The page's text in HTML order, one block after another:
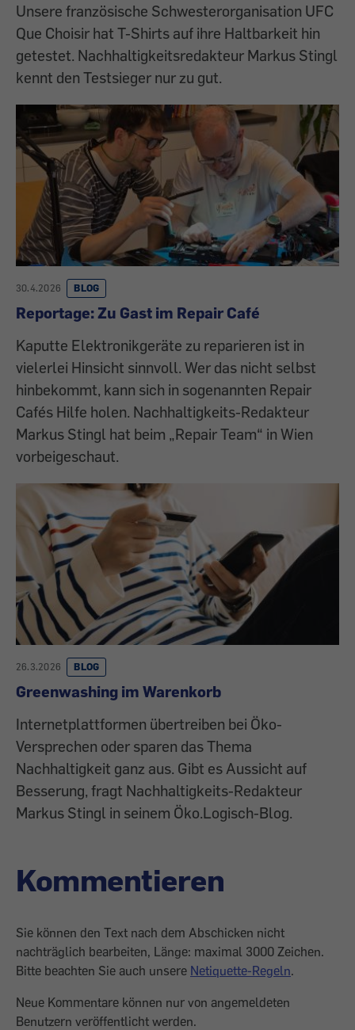
Unsere französische Schwesterorganisation UFC
Que Choisir hat T-Shirts auf ihre Haltbarkeit hin
getestet. Nachhaltigkeitsredakteur Markus Stingl
kennt den Testsieger nur zu gut.
30.4.2026 BLOG
Reportage: Zu Gast im Repair Café
Kaputte Elektronikgeräte zu reparieren ist in
vielerlei Hinsicht sinnvoll. Wer das nicht selbst
hinbekommt, kann sich in sogenannten Repair
Cafés Hilfe holen. Nachhaltigkeits-Redakteur
Markus Stingl hat beim „Repair Team“ in Wien
vorbeigeschaut.
26.3.2026 BLOG
Greenwashing im Warenkorb
Internetplattformen übertreiben bei Öko-
Versprechen oder sparen das Thema
Nachhaltigkeit ganz aus. Gibt es Aussicht auf
Besserung, fragt Nachhaltigkeits-Redakteur
Markus Stingl in seinem Öko.Logisch-Blog.
Kommentieren
Sie können den Text nach dem Abschicken nicht
nachträglich bearbeiten, Länge: maximal 3000 Zeichen.
Bitte beachten Sie auch unsere Netiquette-Regeln.
Neue Kommentare können nur von angemeldeten
Benutzern veröffentlicht werden.